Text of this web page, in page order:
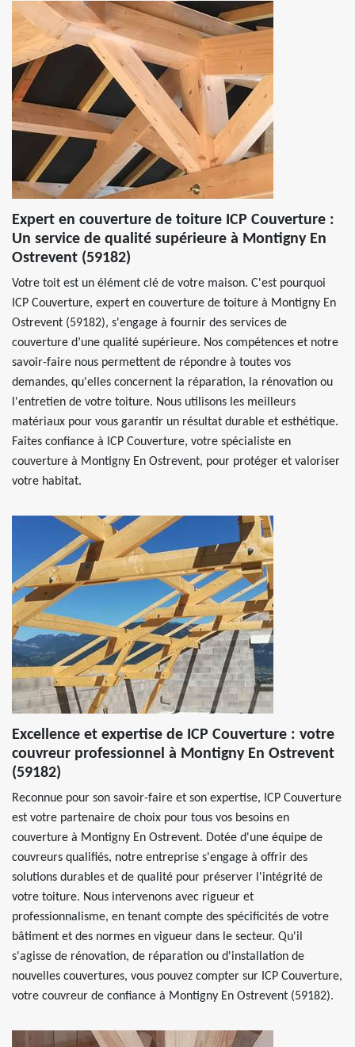
Expert en couverture de toiture ICP Couverture :
Un service de qualité supérieure à Montigny En
Ostrevent (59182)
Votre toit est un élément clé de votre maison. C'est pourquoi
ICP Couverture, expert en couverture de toiture à Montigny En
Ostrevent (59182), s'engage à fournir des services de
couverture d’une qualité supérieure. Nos compétences et notre
savoir-faire nous permettent de répondre à toutes vos
demandes, qu'elles concernent la réparation, la rénovation ou
l'entretien de votre toiture. Nous utilisons les meilleurs
matériaux pour vous garantir un résultat durable et esthétique.
Faites confiance à ICP Couverture, votre spécialiste en
couverture à Montigny En Ostrevent, pour protéger et valoriser
votre habitat.
Excellence et expertise de ICP Couverture : votre
couvreur professionnel à Montigny En Ostrevent
(59182)
Reconnue pour son savoir-faire et son expertise, ICP Couverture
est votre partenaire de choix pour tous vos besoins en
couverture à Montigny En Ostrevent. Dotée d'une équipe de
couvreurs qualifiés, notre entreprise s'engage à offrir des
solutions durables et de qualité pour préserver l'intégrité de
votre toiture. Nous intervenons avec rigueur et
professionnalisme, en tenant compte des spécificités de votre
bâtiment et des normes en vigueur dans le secteur. Qu'il
s'agisse de rénovation, de réparation ou d'installation de
nouvelles couvertures, vous pouvez compter sur ICP Couverture,
votre couvreur de confiance à Montigny En Ostrevent (59182).